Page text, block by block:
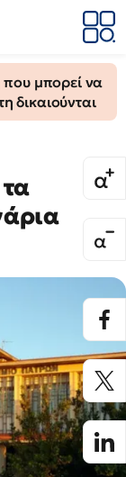
μπορεί να
δικαιούνται